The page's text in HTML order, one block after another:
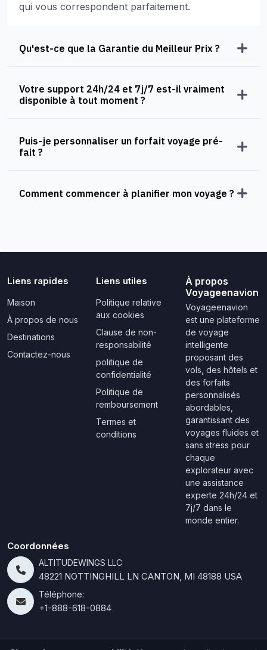
qui vous correspondent parfaitement.
Qu'est-ce que la Garantie du Meilleur Prix ?
Votre support 24h/24 et 7j/7 est-il vraiment
disponible à tout moment ?
Puis-je personnaliser un forfait voyage pré-
fait ?
Comment commencer à planifier mon voyage ?
Liens rapides
Maison
À propos de nous
Destinations
Contactez-nous
Liens utiles
Politique relative
aux cookies
Clause de non-
responsabilité
politique de
confidentialité
Politique de
remboursement
Termes et
conditions
À propos
Voyageenavion
Voyageenavion
est une plateforme
de voyage
intelligente
proposant des
vols, des hôtels et
des forfaits
personnalisés
abordables,
garantissant des
voyages fluides et
sans stress pour
chaque
explorateur avec
une assistance
experte 24h/24 et
7j/7 dans le
monde entier.
Coordonnées
ALTITUDEWINGS LLC
48221 NOTTINGHILL LN CANTON, MI 48188 USA
Téléphone:
+1-888-618-0884